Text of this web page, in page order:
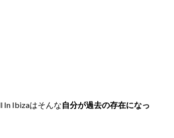
In Ibizaはそんな自分が過去の存在になっ